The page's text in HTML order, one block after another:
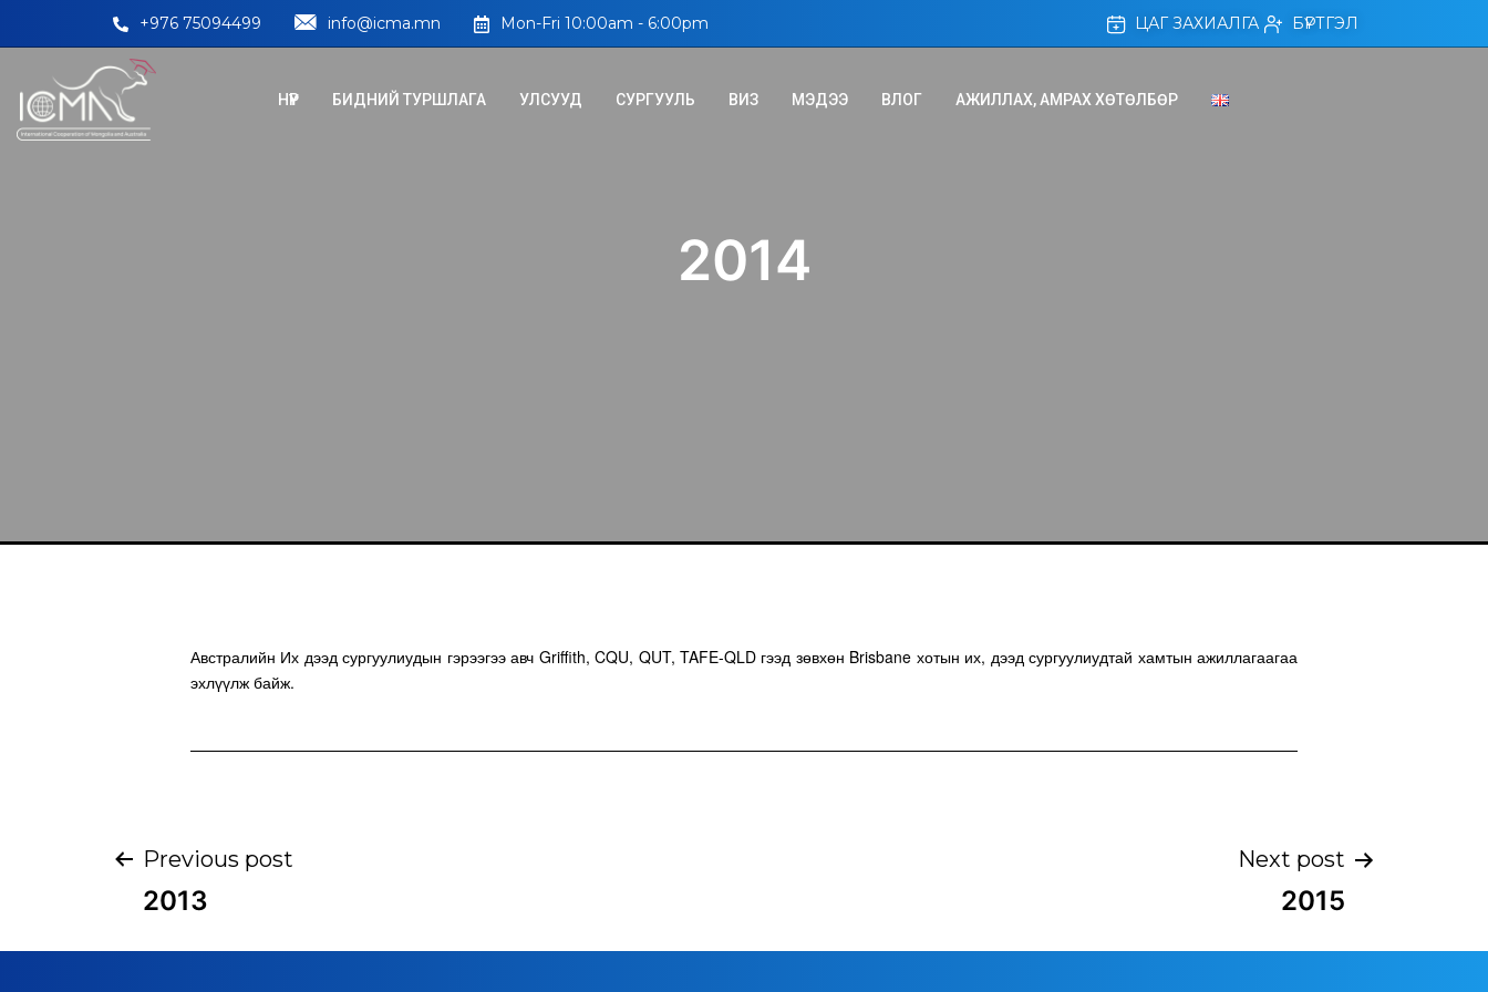
+976 75094499 info@icma.mn Mon-Fri 10:00am - 6:00pm ЦАГ ЗАХИАЛГА БҮРТГЭЛ
НҮҮР БИДНИЙ ТУРШЛАГА УЛСУУД СУРГУУЛЬ ВИЗ МЭДЭЭ ВЛОГ АЖИЛЛАХ, АМРАХ ХӨТӨЛБӨР
2014
Австралийн Их дээд сургуулиудын гэрээгээ авч Griffith, CQU, QUT, TAFE-QLD гээд зөвхөн Brisbane хотын их, дээд сургуулиудтай хамтын ажиллагаагаа
эхлүүлж байж.
Previous post
2013
Next post
2015